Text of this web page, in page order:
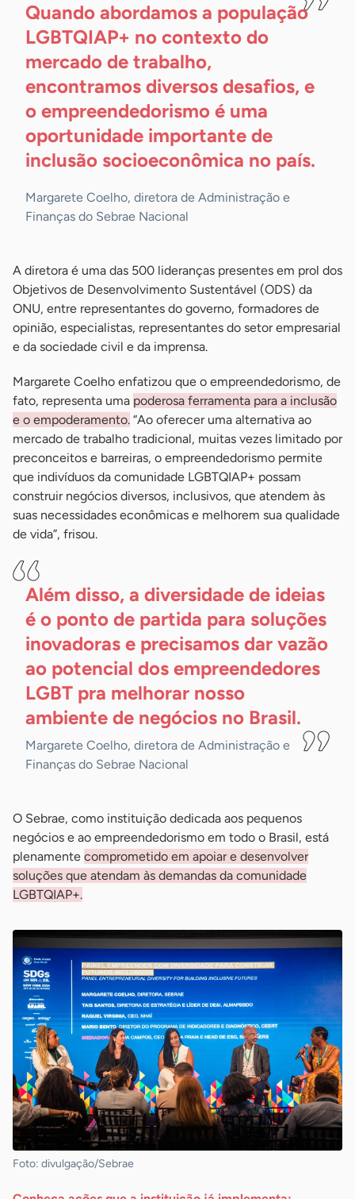
Quando abordamos a população
LGBTQIAP+ no contexto do
mercado de trabalho,
encontramos diversos desafios, e
o empreendedorismo é uma
oportunidade importante de
inclusão socioeconômica no país.
Margarete Coelho, diretora de Administração e
Finanças do Sebrae Nacional
A diretora é uma das 500 lideranças presentes em prol dos
Objetivos de Desenvolvimento Sustentável (ODS) da
ONU, entre representantes do governo, formadores de
opinião, especialistas, representantes do setor empresarial
e da sociedade civil e da imprensa.
Margarete Coelho enfatizou que o empreendedorismo, de
fato, representa uma poderosa ferramenta para a inclusão
e o empoderamento. “Ao oferecer uma alternativa ao
mercado de trabalho tradicional, muitas vezes limitado por
preconceitos e barreiras, o empreendedorismo permite
que indivíduos da comunidade LGBTQIAP+ possam
construir negócios diversos, inclusivos, que atendem às
suas necessidades econômicas e melhorem sua qualidade
de vida”, frisou.
Além disso, a diversidade de ideias
é o ponto de partida para soluções
inovadoras e precisamos dar vazão
ao potencial dos empreendedores
LGBT pra melhorar nosso
ambiente de negócios no Brasil.
Margarete Coelho, diretora de Administração e
Finanças do Sebrae Nacional
O Sebrae, como instituição dedicada aos pequenos
negócios e ao empreendedorismo em todo o Brasil, está
plenamente comprometido em apoiar e desenvolver
soluções que atendam às demandas da comunidade
LGBTQIAP+.
Foto: divulgação/Sebrae